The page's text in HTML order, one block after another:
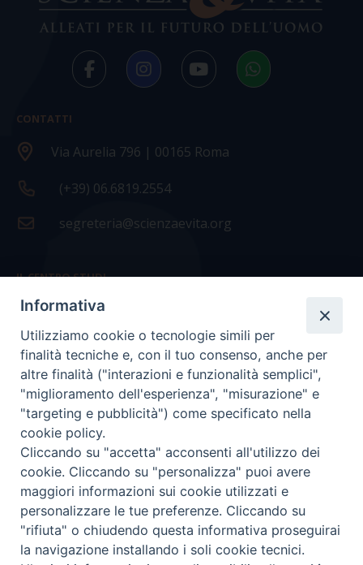
CONTATTI
Via Aurelia 796 | 00165 Roma
(+39) 06.6819.2554
segreteria@scienzaevita.org
IL CENTRO STUDI
La nostra storia
Statuto
Presidenza e ufficio presidenza
Consiglio scientifico
Coordinamento nazionale
COPYRIGHT Scienza & Vita - C.F96600690588- Tutti i
diritti -Privacy- Credits
Informativa
Utilizziamo cookie o tecnologie simili per
finalità tecniche e, con il tuo consenso, anche per
altre finalità ("interazioni e funzionalità semplici",
"miglioramento dell'esperienza", "misurazione" e
"targeting e pubblicità") come specificato nella
cookie policy.
Cliccando su "accetta" acconsenti all'utilizzo dei
cookie. Cliccando su "personalizza" puoi avere
maggiori informazioni sui cookie utilizzati e
personalizzare le tue preferenze. Cliccando su
"rifiuta" o chiudendo questa informativa proseguirai
la navigazione installando i soli cookie tecnici.